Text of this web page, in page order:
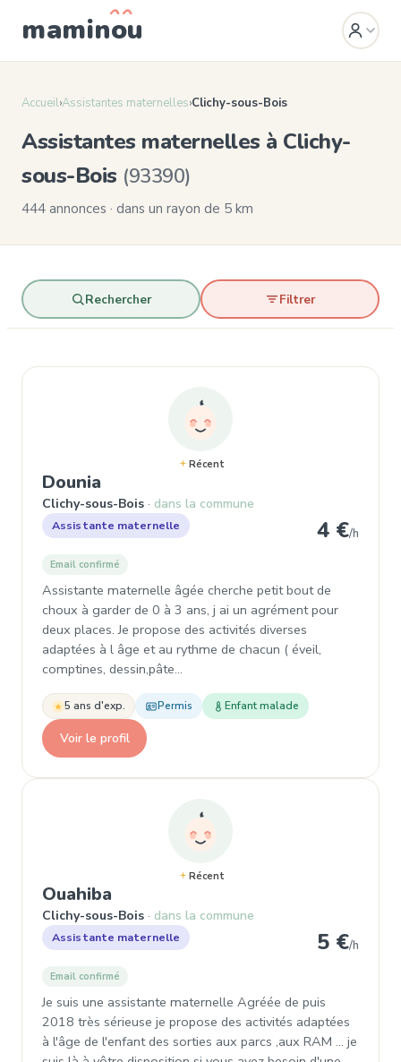
maminou
Accueil›Assistantes maternelles›Clichy-sous-Bois
Assistantes maternelles à Clichy-
sous-Bois (93390)
444 annonces · dans un rayon de 5 km
Rechercher Filtrer
Récent
Dounia
Clichy-sous-Bois dans la commune
Assistante maternelle 4 €/h
Email confirmé
Assistante maternelle âgée cherche petit bout de
choux à garder de 0 à 3 ans, j ai un agrément pour
deux places. Je propose des activités diverses
adaptées à l âge et au rythme de chacun ( éveil,
comptines, dessin,pâte…
5 ans d'exp. Permis Enfant malade
Voir le profil
Récent
Ouahiba
Clichy-sous-Bois dans la commune
Assistante maternelle 5 €/h
Email confirmé
Je suis une assistante maternelle Agréée de puis
2018 très sérieuse je propose des activités adaptées
à l'âge de l'enfant des sorties aux parcs ,aux RAM ... je